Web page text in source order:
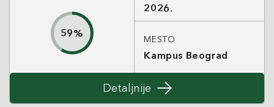
59%
2026.
MESTO
Kampus Beograd
Detaljnije